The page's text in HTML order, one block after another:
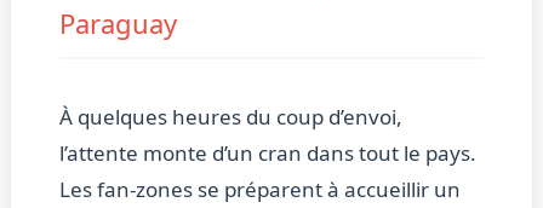
Paraguay
À quelques heures du coup d’envoi,
l’attente monte d’un cran dans tout le pays.
Les fan-zones se préparent à accueillir un